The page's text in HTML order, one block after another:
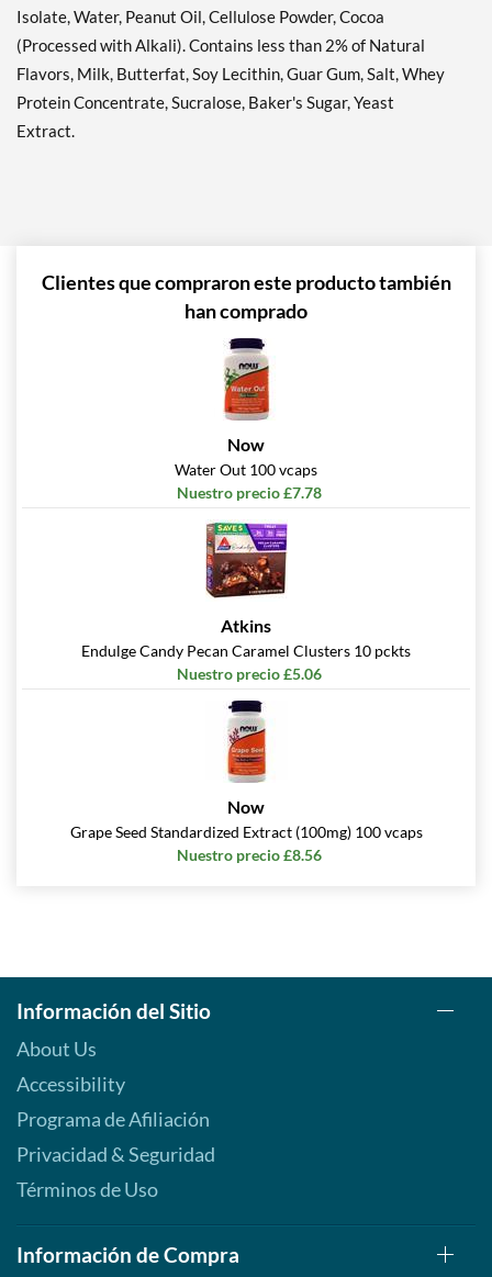
SALE!
Guardar 49%
Isolate, Water, Peanut Oil, Cellulose Powder, Cocoa
(Processed with Alkali). Contains less than 2% of Natural
Flavors, Milk, Butterfat, Soy Lecithin, Guar Gum, Salt, Whey
Protein Concentrate, Sucralose, Baker's Sugar, Yeast
Extract.
Clientes que compraron este producto también
han comprado
Now
Water Out 100 vcaps
Nuestro precio £7.78
Atkins
Endulge Candy Pecan Caramel Clusters 10 pckts
Nuestro precio £5.06
Now
Grape Seed Standardized Extract (100mg) 100 vcaps
Nuestro precio £8.56
Información del Sitio
About Us
Accessibility
Programa de Afiliación
Privacidad & Seguridad
Términos de Uso
Información de Compra